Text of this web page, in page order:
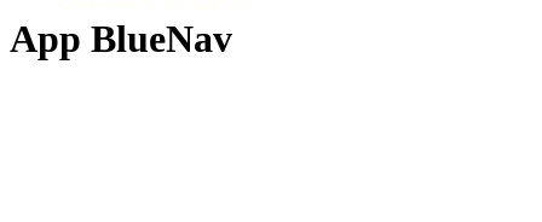
App BlueNav